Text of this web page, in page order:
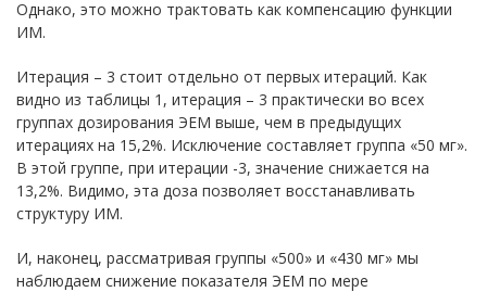
Однако, это можно трактовать как компенсацию функции
ИМ.
Итерация – 3 стоит отдельно от первых итераций. Как
видно из таблицы 1, итерация – 3 практически во всех
группах дозирования ЭЕМ выше, чем в предыдущих
итерациях на 15,2%. Исключение составляет группа «50 мг».
В этой группе, при итерации -3, значение снижается на
13,2%. Видимо, эта доза позволяет восстанавливать
структуру ИМ.
И, наконец, рассматривая группы «500» и «430 мг» мы
наблюдаем снижение показателя ЭЕМ по мере